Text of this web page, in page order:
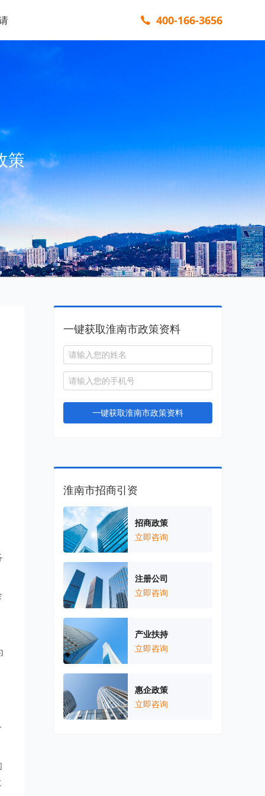
400-166-3656
策
一键获取淮南市政策资料
一键获取淮南市政策资料
淮南市招商引资
招商政策
立即咨询
注册公司
立即咨询
产业扶持
立即咨询
惠企政策
立即咨询